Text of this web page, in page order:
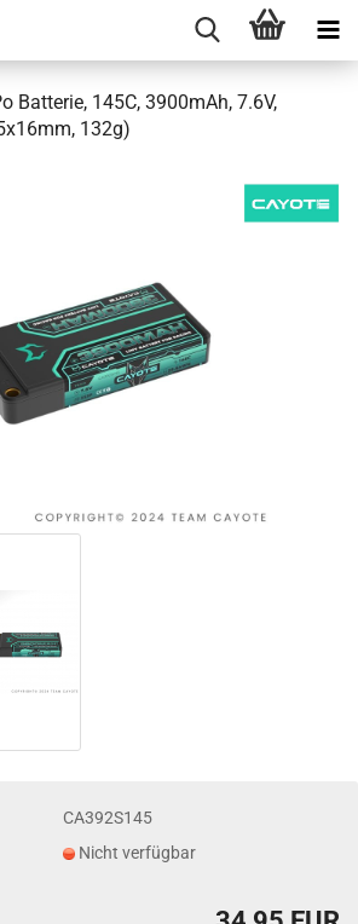
Batterie, 145C, 3900mAh, 7.6V,
132g)
CA392S145
Nicht verfügbar